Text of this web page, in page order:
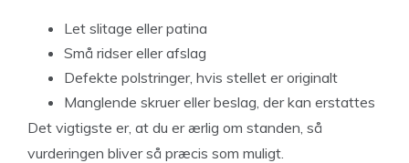
Let slitage eller patina
Små ridser eller afslag
Defekte polstringer, hvis stellet er originalt
Manglende skruer eller beslag, der kan erstattes
Det vigtigste er, at du er ærlig om standen, så
vurderingen bliver så præcis som muligt.